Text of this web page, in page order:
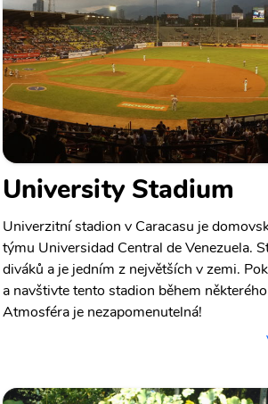
University Stadium
Univerzitní stadion v Caracasu je
týmu Universidad Central de Venezuela.
diváků a je jedním z největších v zemi.
a navštivte tento stadion během
Atmosféra je nezapomenutelná!